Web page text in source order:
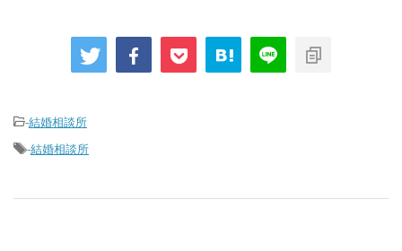
-結婚相談所
-結婚相談所